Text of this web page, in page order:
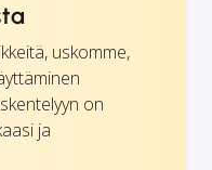
uskomme,
on
ja